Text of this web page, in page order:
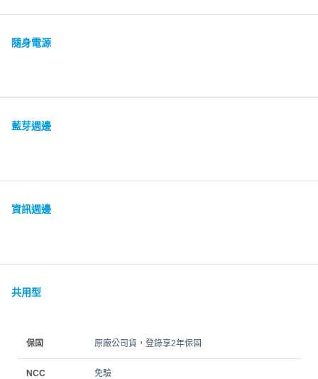
隨身電源
藍芽週邊
資訊週邊
共用型
保固 原廠公司貨，登錄享2年保固
NCC 免驗